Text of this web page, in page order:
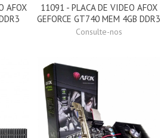
AFOX
11091 - PLACA DE VIDEO AFOX
GEFORCE GT740 MEM 4GB DDR3
Consulte-nos